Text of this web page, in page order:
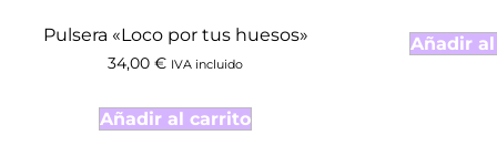
Pulsera «Loco por tus huesos»
34,00 € IVA incluido
Añadir al carrito
Añadir